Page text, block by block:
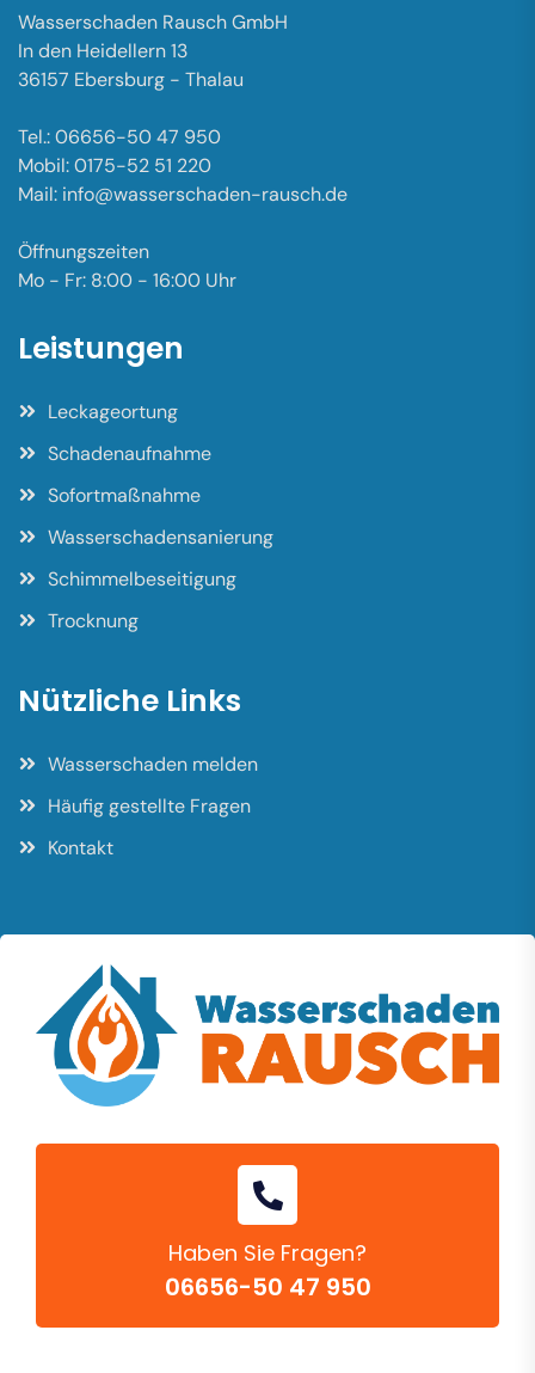
Wasserschaden Rausch GmbH
In den Heidellern 13
36157 Ebersburg - Thalau
Tel.: 06656-50 47 950
Mobil: 0175-52 51 220
Mail: info@wasserschaden-rausch.de
Öffnungszeiten
Mo - Fr: 8:00 - 16:00 Uhr
Leistungen
Leckageortung
Schadenaufnahme
Sofortmaßnahme
Wasserschadensanierung
Schimmelbeseitigung
Trocknung
Nützliche Links
Wasserschaden melden
Häufig gestellte Fragen
Kontakt
Haben Sie Fragen?
06656-50 47 950